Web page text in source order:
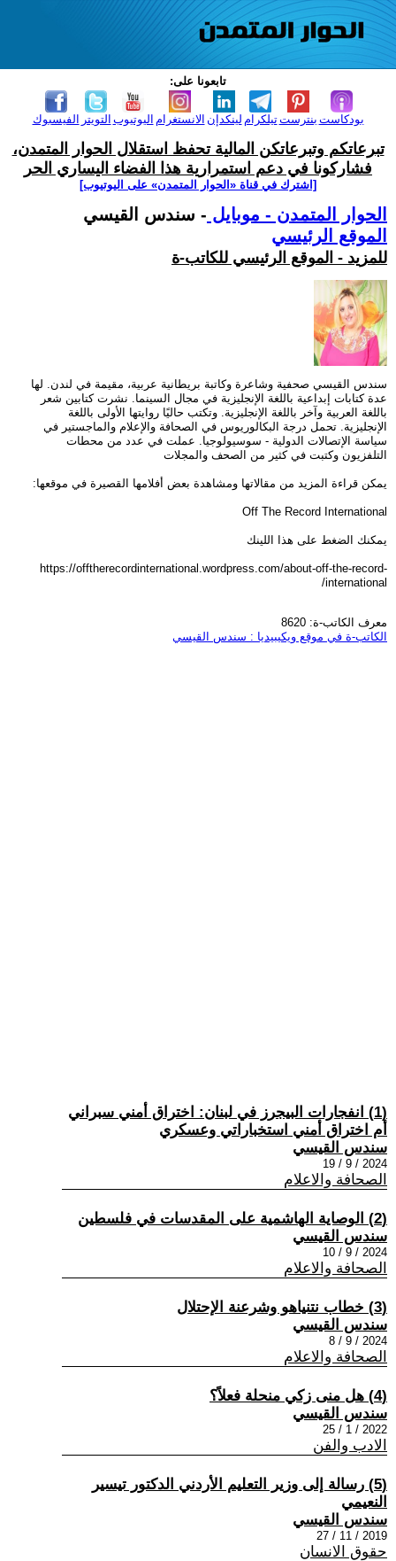
تابعونا على:
الفيسبوك التويتر اليوتيوب الانستغرام لينكدإن تيلكرامبنترست بودكاست
تبرعاتكم وتبرعاتكن المالية تحفظ استقلال الحوار المتمدن،
فشاركونا في دعم استمرارية هذا الفضاء اليساري الحر
[اشترك في قناة ‫«الحوار المتمدن» على اليوتيوب]
الحوار المتمدن - موبايل - سندس القيسي
الموقع الرئيسي
للمزيد - الموقع الرئيسي للكاتب-ة
سندس القيسي صحفية وشاعرة وكاتبة بريطانية عربية، مقيمة في لندن. لها
عدة كتابات إبداعية باللغة الإنجليزية في مجال السينما. نشرت كتابين شعر
باللغة العربية وآخر باللغة الإنجليزية. وتكتب حاليًا روايتها الأولى باللغة
الإنجليزية. تحمل درجة البكالوريوس في الصحافة والإعلام والماجستير في
سياسة الإتصالات الدولية - سوسيولوجيا. عملت في عدد من محطات
التلفزيون وكتبت في كثير من الصحف والمجلات
يمكن قراءة المزيد من مقالاتها ومشاهدة بعض أفلامها القصيرة في موقعها:
Off The Record International
يمكنك الضغط على هذا اللينك
https://offtherecordinternational.wordpress.com/about-off-the-record-
international/
معرف الكاتب-ة: 8620
الكاتب-ة في موقع ويكيبيديا : سندس القيسي
(1) انفجارات البيجرز في لبنان: اختراق أمني سبراني
أم اختراق أمني استخباراتي وعسكري
سندس القيسي
2024 / 9 / 19
الصحافة والاعلام
(2) الوصاية الهاشمية على المقدسات في فلسطين
سندس القيسي
2024 / 9 / 10
الصحافة والاعلام
(3) خطاب نتنياهو وشرعنة الإحتلال
سندس القيسي
2024 / 9 / 8
الصحافة والاعلام
(4) هل منى زكي منحلة فعلاً؟
سندس القيسي
2022 / 1 / 25
الادب والفن
(5) رسالة إلى وزير التعليم الأردني الدكتور تيسير
النعيمي
سندس القيسي
2019 / 11 / 27
حقوق الانسان